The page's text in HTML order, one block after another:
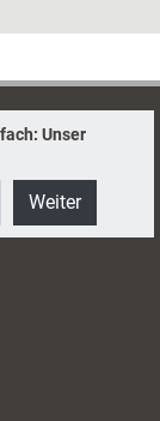
Unser
Weiter